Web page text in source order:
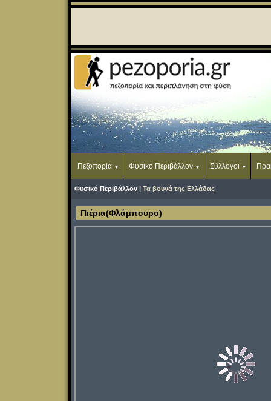
Πεζοπορία Φυσικό Περιβάλλον Σύλλογοι
Φυσικό Περιβάλλον | Τα βουνά της Ελλάδας
Πιέρια(Φλάμπουρο)